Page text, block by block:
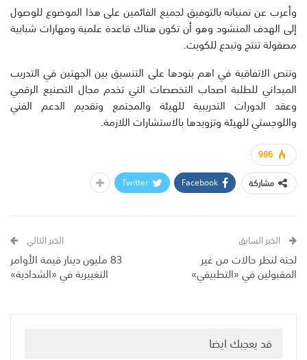
وأعرب عن تمنياته بالتوفيق لجميع القائمين على هذا الموضوع للوصول
إلى الهدف المنشود وهو أن تكون هناك قاعدة علمية ومهارات شبابية
مصقولة تنتج وتبدع للكويت.
وتنص الاتفاقية في اهم بنودها على التنسيق بين الجهتين في التدريب
الميداني للطلبة اصحاب التخصصات التي تخدم مجال التصنيع الرقمي
وعقد الدورات التدريبية للهيئة والمجتمع وتقديم الدعم الفني
واللوجستي للهيئة وتزويدها بالاستشارات اللازمة.
986
مشاركة
Facebook
Twitter
الخبر السابق
لجنة لنظر حالات من غير
المقبولين في «التطبيقي»
الخبر التالي
83 مليون دينار قيمة الأوامر
التغييرية في «الشدادية»
قد يعجبك ايضا